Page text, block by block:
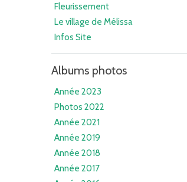
Fleurissement
Le village de Mélissa
Infos Site
Albums photos
Année 2023
Photos 2022
Année 2021
Année 2019
Année 2018
Année 2017